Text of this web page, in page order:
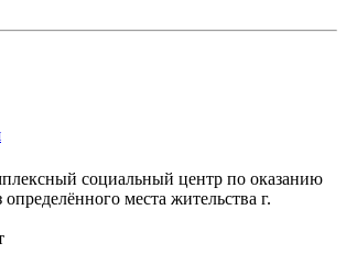
социальный центр по оказанию
места жительства г.